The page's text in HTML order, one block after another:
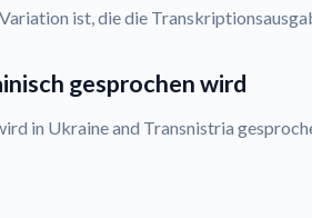
ist, die die
gesprochen wird
in Ukraine and Transnistria